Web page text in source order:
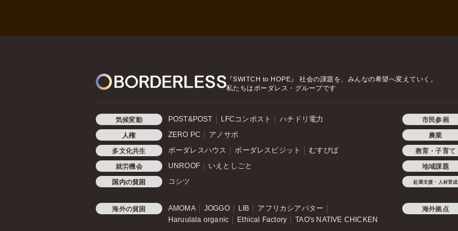
『SWITCH to HOPE』
社会の課題を、みんなの希望へ変えていく。
私たちはボーダレス・グループです
気候変動 POST&POST LFCコンポスト ハチドリ電力 市民参画
人権 ZERO PC アノサポ 農業
多文化共生 ボーダレスハウス ボーダレスビジット むすびば 教育・子育て
就労機会 UNROOF いえとしごと 地域課題
国内の貧困 コシツ 起業支援・人材育成
海外の貧困 AMOMA JOGGO LIB
アフリカシアバター
Haruulala organic
Ethical Factory TAO's NATIVE CHICKEN
海外拠点